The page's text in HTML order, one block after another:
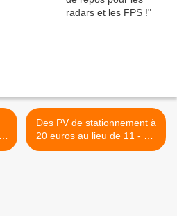
Des PV de stationnement à
20 euros au lieu de 11 - LD
Avocat permis >